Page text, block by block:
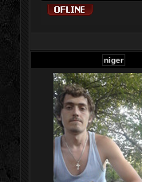
niger